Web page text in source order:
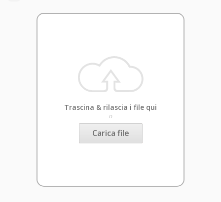
Trascina & rilascia i file qui
o
Carica file